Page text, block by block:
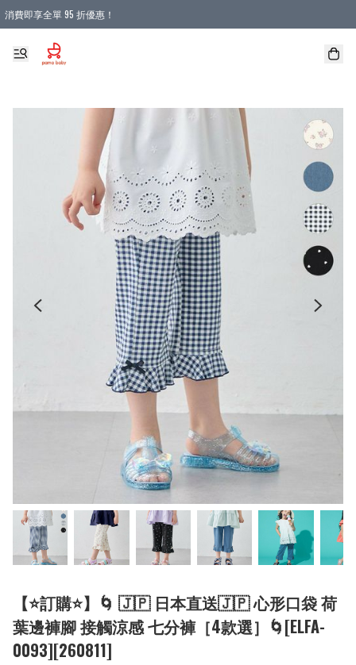
消費即享全單 95 折優惠！
購物滿 HKD 900.00即享免運費優惠！（適用於 本地送貨、本地取貨 )
【⭐訂購⭐】🌀 🇯🇵 日本直送🇯🇵 心形口袋 荷
葉邊褲腳 接觸涼感 七分褲［4款選］🌀[ELFA-
0093][260811]